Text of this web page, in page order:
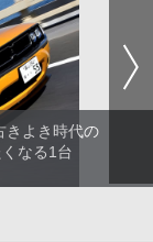
きよき時代の
なる1台